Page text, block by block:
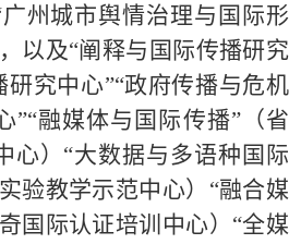
广州城市舆情治理与国际形
，以及“阐释与国际传播研究
研究中心”“政府传播与危机
”“融媒体与国际传播”（省
心） “大数据与多语种国际
验教学示范中心） “融合媒
国际认证培训中心） “全媒